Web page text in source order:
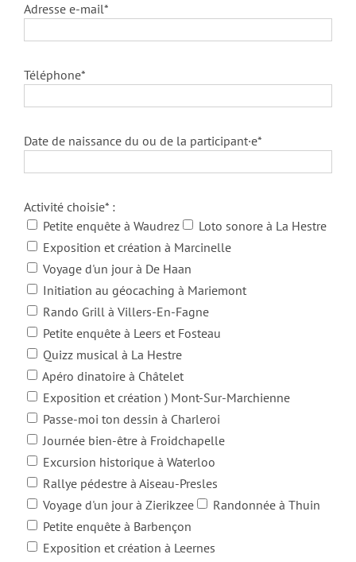
Adresse e-mail*
Téléphone*
Date de naissance du ou de la participant·e*
Activité choisie* :
Petite enquête à Waudrez
Loto sonore à La Hestre
Exposition et création à Marcinelle
Voyage d'un jour à De Haan
Initiation au géocaching à Mariemont
Rando Grill à Villers-En-Fagne
Petite enquête à Leers et Fosteau
Quizz musical à La Hestre
Apéro dinatoire à Châtelet
Exposition et création ) Mont-Sur-Marchienne
Passe-moi ton dessin à Charleroi
Journée bien-être à Froidchapelle
Excursion historique à Waterloo
Rallye pédestre à Aiseau-Presles
Voyage d'un jour à Zierikzee
Randonnée à Thuin
Petite enquête à Barbençon
Exposition et création à Leernes